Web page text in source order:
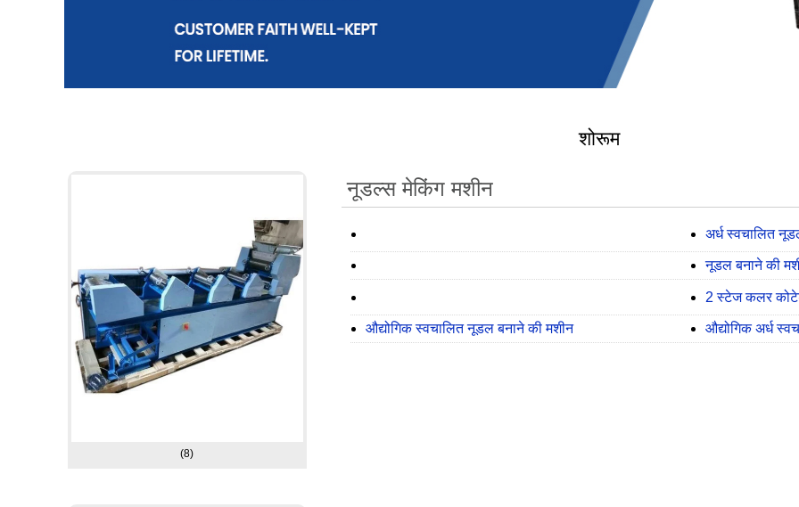
शोरूम
(8)
नूडल्स मेकिंग मशीन
अर्ध स्वचालित
नूडल बनाने की
2 स्टेज कलर
औद्योगिक स्वचालित नूडल बनाने की मशीन औद्योगिक अर्ध